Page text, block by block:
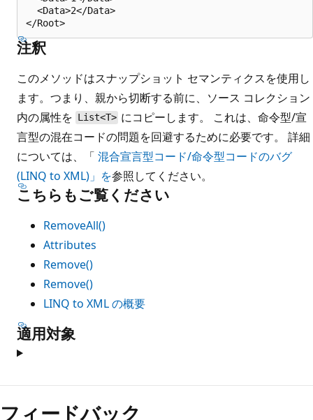
  <Data>2</Data>
注釈
このメソッドはスナップショット セマンティクスを使用し
ます。つまり、親から切断する前に、ソース コレクション
内の属性を List<T> にコピーします。 これは、命令型/宣
言型の混在コードの問題を回避するために必要です。 詳細
については、「 混合宣言型コード/命令型コードのバグ
(LINQ to XML)」を参照してください。
こちらもご覧ください
RemoveAll()
Attributes
Remove()
Remove()
LINQ to XML の概要
適用対象
フィードバック